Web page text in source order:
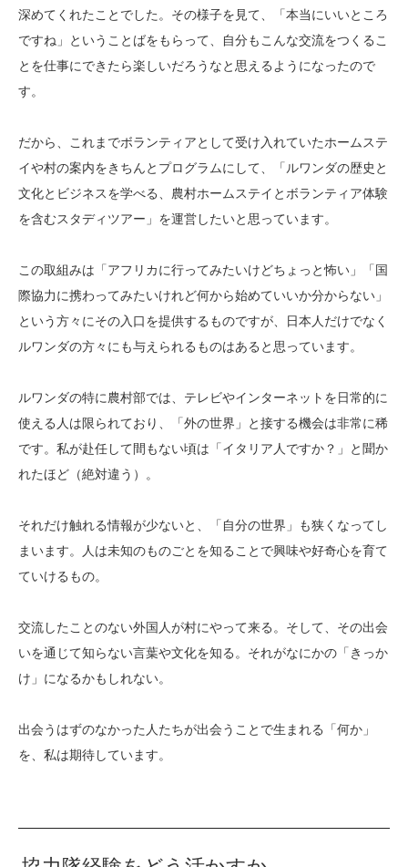
深めてくれたことでした。その様子を見て、「本当にいいところ
ですね」ということばをもらって、自分もこんな交流をつくるこ
とを仕事にできたら楽しいだろうなと思えるようになったので
す。
だから、これまでボランティアとして受け入れていたホームステ
イや村の案内をきちんとプログラムにして、「ルワンダの歴史と
文化とビジネスを学べる、農村ホームステイとボランティア体験
を含むスタディツアー」を運営したいと思っています。
この取組みは「アフリカに行ってみたいけどちょっと怖い」「国
際協力に携わってみたいけれど何から始めていいか分からない」
という方々にその入口を提供するものですが、日本人だけでなく
ルワンダの方々にも与えられるものはあると思っています。
ルワンダの特に農村部では、テレビやインターネットを日常的に
使える人は限られており、「外の世界」と接する機会は非常に稀
です。私が赴任して間もない頃は「イタリア人ですか？」と聞か
れたほど（絶対違う）。
それだけ触れる情報が少ないと、「自分の世界」も狭くなってし
まいます。人は未知のものごとを知ることで興味や好奇心を育て
ていけるもの。
交流したことのない外国人が村にやって来る。そして、その出会
いを通じて知らない言葉や文化を知る。それがなにかの「きっか
け」になるかもしれない。
出会うはずのなかった人たちが出会うことで生まれる「何か」
を、私は期待しています。